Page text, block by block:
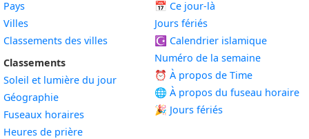
Pays
Villes
Classements des villes
Classements
Soleil et lumière du jour
Géographie
Fuseaux horaires
Heures de prière
📅 Ce jour-là
Jours fériés
☪️ Calendrier islamique
Numéro de la semaine
⏰ À propos de Time
🌐 À propos du fuseau horaire
🎉 Jours fériés